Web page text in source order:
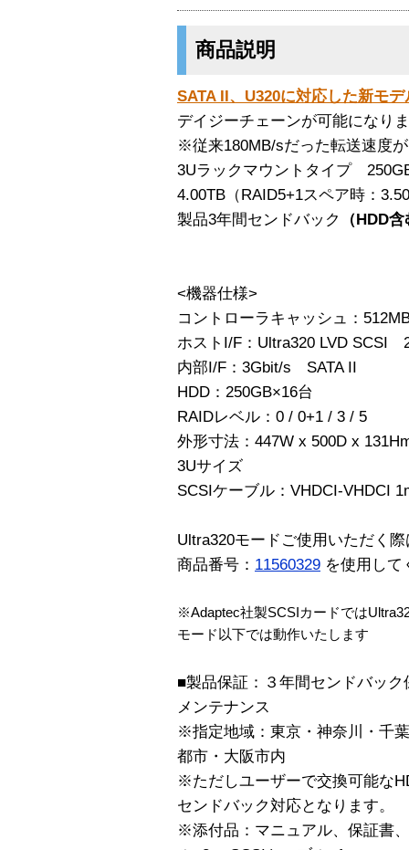
商品説明
SATA II、U320に対応した新モ
デイジーチェーンが可能になり
※従来180MB/sだった転送速度
3Uラックマウントタイプ
4.00TB（RAID5+1スペア時：
製品3年間センドバック
（HDD
<機器仕様>
コントローラキャッシュ：
ホストI/F：Ultra320 LVD SCSI
内部I/F：3Gbit/s SATA II
HDD：250GB×16台
RAIDレベル：0 / 0+1 / 3 / 5
外形寸法：447W x 500D x
3Uサイズ
SCSIケーブル：VHDCI-VHDCI
Ultra320モードご使用いただく
商品番号： 11560329 を使用して
※Adaptec社製SCSIカードでは
モード以下では動作いたします
■製品保証：３年間センドバッ
メンテナンス
※指定地域：東京・神奈川・千
都市・大阪市内
※ただしユーザーで交換可能な
センドバック対応となります。
※添付品：マニュアル、保証書